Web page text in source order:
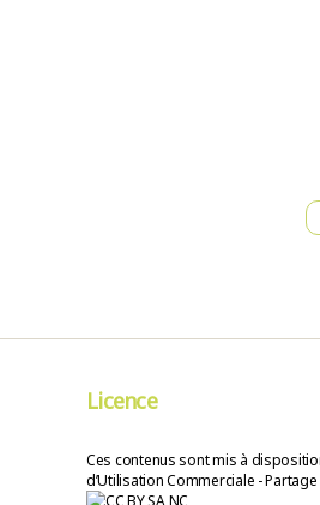
Licence
Ces contenus sont mis à
d’Utilisation Commerciale -